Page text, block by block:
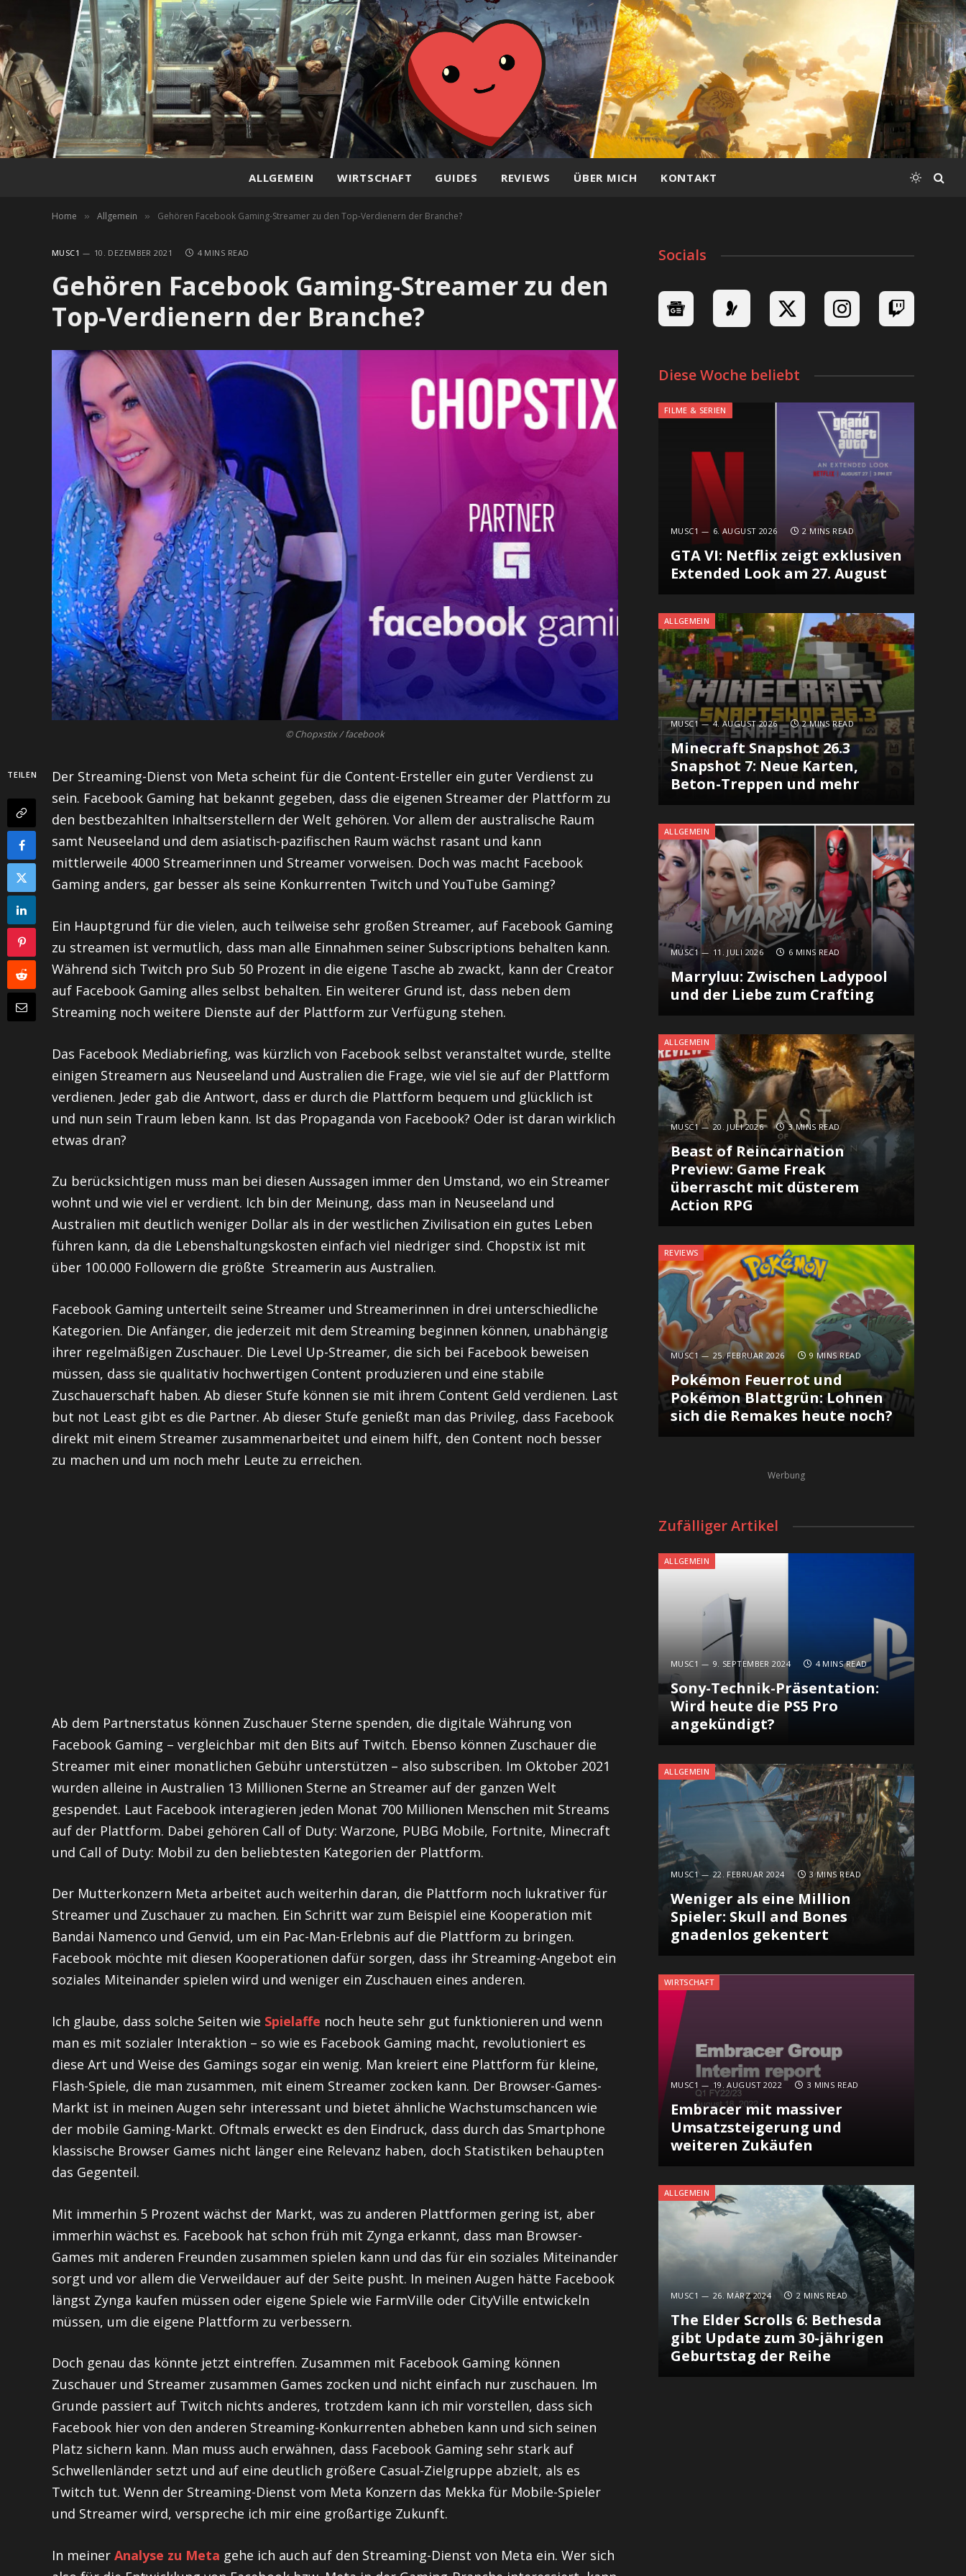
ALLGEMEIN WIRTSCHAFT GUIDES REVIEWS ÜBER MICH KONTAKT
Home » Allgemein » Gehören Facebook Gaming-Streamer zu den Top-Verdienern der Branche?
MUSC1 10. DEZEMBER 2021 4 MINS READ
Gehören Facebook Gaming-Streamer zu den
Top-Verdienern der Branche?
© Chopxstix / facebook
TEILEN
Der Streaming-Dienst von Meta scheint für die Content-Ersteller ein guter Verdienst zu
sein. Facebook Gaming hat bekannt gegeben, dass die eigenen Streamer der Plattform zu
den bestbezahlten Inhaltserstellern der Welt gehören. Vor allem der australische Raum
samt Neuseeland und dem asiatisch-pazifischen Raum wächst rasant und kann
mittlerweile 4000 Streamerinnen und Streamer vorweisen. Doch was macht Facebook
Gaming anders, gar besser als seine Konkurrenten Twitch und YouTube Gaming?
Ein Hauptgrund für die vielen, auch teilweise sehr großen Streamer, auf Facebook Gaming
zu streamen ist vermutlich, dass man alle Einnahmen seiner Subscriptions behalten kann.
Während sich Twitch pro Sub 50 Prozent in die eigene Tasche ab zwackt, kann der Creator
auf Facebook Gaming alles selbst behalten. Ein weiterer Grund ist, dass neben dem
Streaming noch weitere Dienste auf der Plattform zur Verfügung stehen.
Das Facebook Mediabriefing, was kürzlich von Facebook selbst veranstaltet wurde, stellte
einigen Streamern aus Neuseeland und Australien die Frage, wie viel sie auf der Plattform
verdienen. Jeder gab die Antwort, dass er durch die Plattform bequem und glücklich ist
und nun sein Traum leben kann. Ist das Propaganda von Facebook? Oder ist daran wirklich
etwas dran?
Zu berücksichtigen muss man bei diesen Aussagen immer den Umstand, wo ein Streamer
wohnt und wie viel er verdient. Ich bin der Meinung, dass man in Neuseeland und
Australien mit deutlich weniger Dollar als in der westlichen Zivilisation ein gutes Leben
führen kann, da die Lebenshaltungskosten einfach viel niedriger sind. Chopstix ist mit
über 100.000 Followern die größte Streamerin aus Australien.
Facebook Gaming unterteilt seine Streamer und Streamerinnen in drei unterschiedliche
Kategorien. Die Anfänger, die jederzeit mit dem Streaming beginnen können, unabhängig
ihrer regelmäßigen Zuschauer. Die Level Up-Streamer, die sich bei Facebook beweisen
müssen, dass sie qualitativ hochwertigen Content produzieren und eine stabile
Zuschauerschaft haben. Ab dieser Stufe können sie mit ihrem Content Geld verdienen. Last
but not Least gibt es die Partner. Ab dieser Stufe genießt man das Privileg, dass Facebook
direkt mit einem Streamer zusammenarbeitet und einem hilft, den Content noch besser
zu machen und um noch mehr Leute zu erreichen.
Ab dem Partnerstatus können Zuschauer Sterne spenden, die digitale Währung von
Facebook Gaming – vergleichbar mit den Bits auf Twitch. Ebenso können Zuschauer die
Streamer mit einer monatlichen Gebühr unterstützen – also subscriben. Im Oktober 2021
wurden alleine in Australien 13 Millionen Sterne an Streamer auf der ganzen Welt
gespendet. Laut Facebook interagieren jeden Monat 700 Millionen Menschen mit Streams
auf der Plattform. Dabei gehören Call of Duty: Warzone, PUBG Mobile, Fortnite, Minecraft
und Call of Duty: Mobil zu den beliebtesten Kategorien der Plattform.
Der Mutterkonzern Meta arbeitet auch weiterhin daran, die Plattform noch lukrativer für
Streamer und Zuschauer zu machen. Ein Schritt war zum Beispiel eine Kooperation mit
Bandai Namenco und Genvid, um ein Pac-Man-Erlebnis auf die Plattform zu bringen.
Facebook möchte mit diesen Kooperationen dafür sorgen, dass ihr Streaming-Angebot ein
soziales Miteinander spielen wird und weniger ein Zuschauen eines anderen.
Ich glaube, dass solche Seiten wie Spielaffe noch heute sehr gut funktionieren und wenn
man es mit sozialer Interaktion – so wie es Facebook Gaming macht, revolutioniert es
diese Art und Weise des Gamings sogar ein wenig. Man kreiert eine Plattform für kleine,
Flash-Spiele, die man zusammen, mit einem Streamer zocken kann. Der Browser-Games-
Markt ist in meinen Augen sehr interessant und bietet ähnliche Wachstumschancen wie
der mobile Gaming-Markt. Oftmals erweckt es den Eindruck, dass durch das Smartphone
klassische Browser Games nicht länger eine Relevanz haben, doch Statistiken behaupten
das Gegenteil.
Mit immerhin 5 Prozent wächst der Markt, was zu anderen Plattformen gering ist, aber
immerhin wächst es. Facebook hat schon früh mit Zynga erkannt, dass man Browser-
Games mit anderen Freunden zusammen spielen kann und das für ein soziales Miteinander
sorgt und vor allem die Verweildauer auf der Seite pusht. In meinen Augen hätte Facebook
längst Zynga kaufen müssen oder eigene Spiele wie FarmVille oder CityVille entwickeln
müssen, um die eigene Plattform zu verbessern.
Doch genau das könnte jetzt eintreffen. Zusammen mit Facebook Gaming können
Zuschauer und Streamer zusammen Games zocken und nicht einfach nur zuschauen. Im
Grunde passiert auf Twitch nichts anderes, trotzdem kann ich mir vorstellen, dass sich
Facebook hier von den anderen Streaming-Konkurrenten abheben kann und sich seinen
Platz sichern kann. Man muss auch erwähnen, dass Facebook Gaming sehr stark auf
Schwellenländer setzt und auf eine deutlich größere Casual-Zielgruppe abzielt, als es
Twitch tut. Wenn der Streaming-Dienst vom Meta Konzern das Mekka für Mobile-Spieler
und Streamer wird, verspreche ich mir eine großartige Zukunft.
In meiner Analyse zu Meta gehe ich auch auf den Streaming-Dienst von Meta ein. Wer sich
Socials
Diese Woche beliebt
FILME & SERIEN
MUSC1 6. AUGUST 2026 2 MINS READ
GTA VI: Netflix zeigt exklusiven
Extended Look am 27. August
ALLGEMEIN
MUSC1 4. AUGUST 2026 2 MINS READ
Minecraft Snapshot 26.3
Snapshot 7: Neue Karten,
Beton-Treppen und mehr
ALLGEMEIN
MUSC1 11. JULI 2026 6 MINS READ
Marryluu: Zwischen Ladypool
und der Liebe zum Crafting
ALLGEMEIN
MUSC1 20. JULI 2026 3 MINS READ
Beast of Reincarnation
Preview: Game Freak
überrascht mit düsterem
Action RPG
REVIEWS
MUSC1 25. FEBRUAR 2026 9 MINS READ
Pokémon Feuerrot und
Pokémon Blattgrün: Lohnen
sich die Remakes heute noch?
Werbung
Zufälliger Artikel
ALLGEMEIN
MUSC1 9. SEPTEMBER 2024 4 MINS READ
Sony-Technik-Präsentation:
Wird heute die PS5 Pro
angekündigt?
ALLGEMEIN
MUSC1 22. FEBRUAR 2024 3 MINS READ
Weniger als eine Million
Spieler: Skull and Bones
gnadenlos gekentert
WIRTSCHAFT
MUSC1 19. AUGUST 2022 3 MINS READ
Embracer mit massiver
Umsatzsteigerung und
weiteren Zukäufen
ALLGEMEIN
MUSC1 26. MÄRZ 2024 2 MINS READ
The Elder Scrolls 6: Bethesda
gibt Update zum 30-jährigen
Geburtstag der Reihe